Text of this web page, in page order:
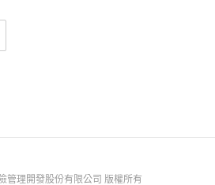
管理開發股份有限公司 版權所有